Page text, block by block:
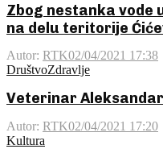
Zbog nestanka vode
na delu teritorije
Autor: RTK02/04/2021 17:38
DruštvoZdravlje
Veterinar
Autor: RTK02/04/2021 17:20
Kultura